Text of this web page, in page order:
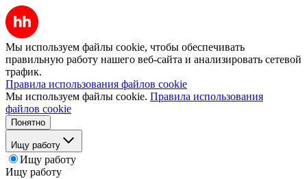
Мы используем файлы cookie, чтобы обеспечивать
правильную работу нашего веб-сайта и анализировать сетевой
трафик.
Правила использования файлов cookie
Мы используем файлы cookie. Правила использования
файлов cookie
Понятно
Ищу работу
Ищу работу
Ищу работу